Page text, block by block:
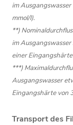
im
mmol/l).
**)
im
einer
***)
Ausgangswasser
Eingangshärte von
Transport des